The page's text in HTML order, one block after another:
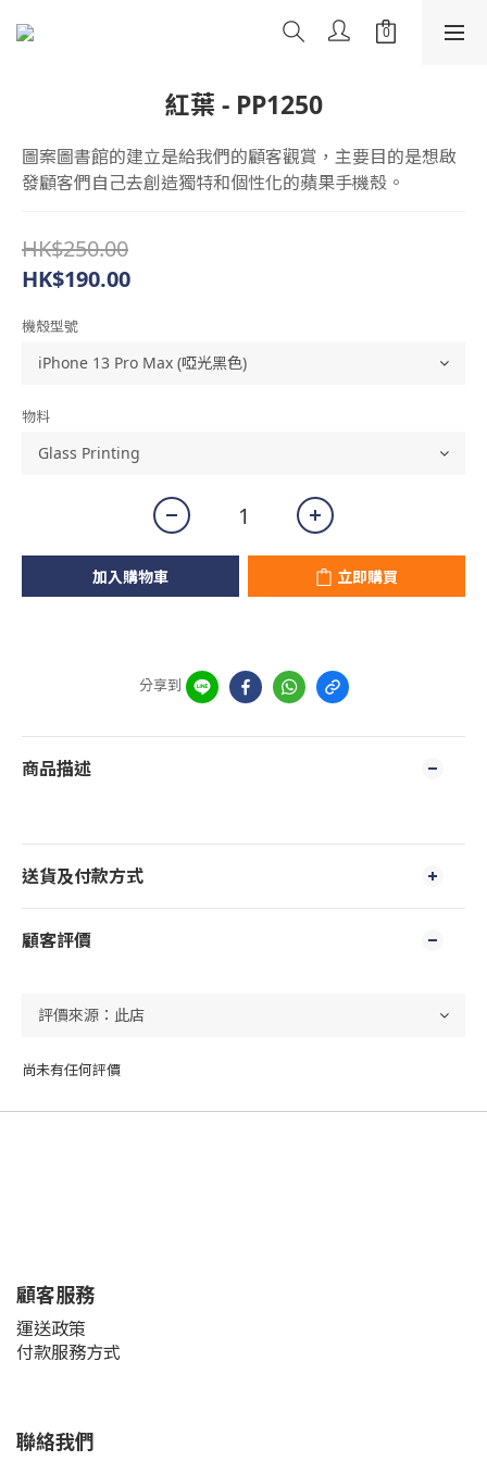
紅葉 - PP1250
圖案圖書館的建立是給我們的顧客觀賞，主要目的是想啟
發顧客們自己去創造獨特和個性化的蘋果手機殼。
HK$250.00
HK$190.00
機殼型號
物料
加入購物車 立即購買
分享到
商品描述
送貨及付款方式
顧客評價
尚未有任何評價
顧客服務
運送政策
付款服務方式
聯絡我們